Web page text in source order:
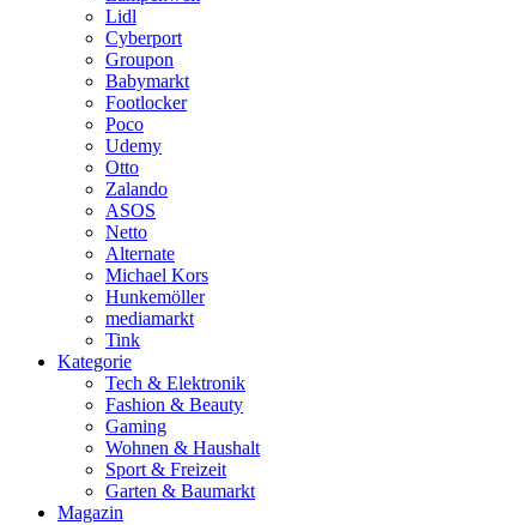
Lidl
Cyberport
Groupon
Babymarkt
Footlocker
Poco
Udemy
Otto
Zalando
ASOS
Netto
Alternate
Michael Kors
Hunkemöller
mediamarkt
Tink
Kategorie
Tech & Elektronik
Fashion & Beauty
Gaming
Wohnen & Haushalt
Sport & Freizeit
Garten & Baumarkt
Magazin